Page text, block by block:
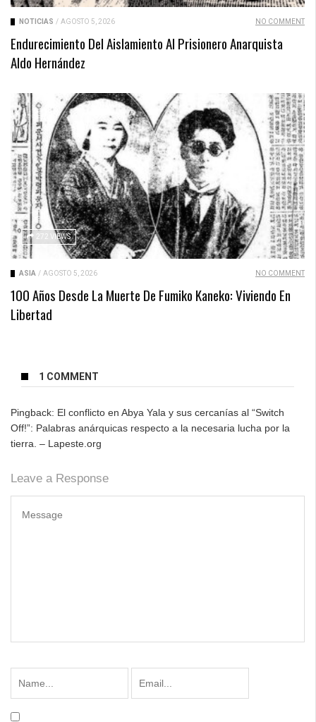
NOTICIAS / AGOSTO 5, 2026 NO COMMENT
Endurecimiento Del Aislamiento Al Prisionero Anarquista
Aldo Hernández
272 VIEWS
ASIA / AGOSTO 5, 2026 NO COMMENT
100 Años Desde La Muerte De Fumiko Kaneko: Viviendo En
Libertad
1 COMMENT
Pingback: El conflicto en Abya Yala y sus cercanías al “Switch
Off!”: Palabras anárquicas respecto a la necesaria lucha por la
tierra. – Lapeste.org
Leave a Response